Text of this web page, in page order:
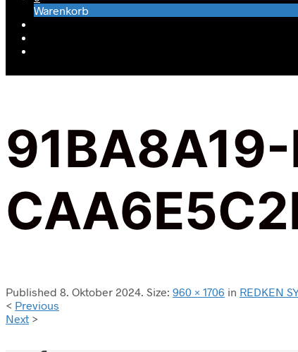
Warenkorb
Published 8. Oktober 2024 . Size: 960 × 1706 in REDKEN
< Previous
Next >